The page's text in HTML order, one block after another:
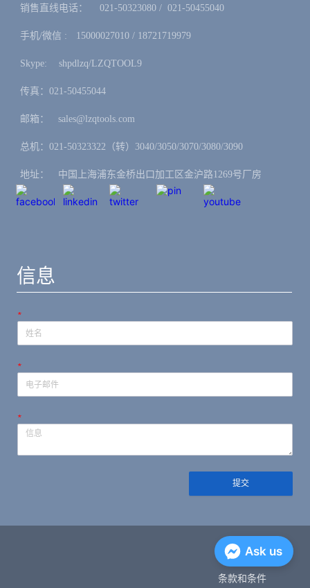
销售直线电话：ㅤ 021-50323080 / 021-50455040
手机/微信 :ㅤ15000027010 / 18721719979
Skype: ㅤshpdlzq/LZQTOOL9
传真：021-50455044
邮箱：ㅤsales@lzqtools.com
总机：021-50323322（转）3040/3050/3070/3080/3090
地址：ㅤ中国上海浦东金桥出口加工区金沪路1269号厂房
信息
*
*
*
提交
隐私政策
条款和条件
Ask us